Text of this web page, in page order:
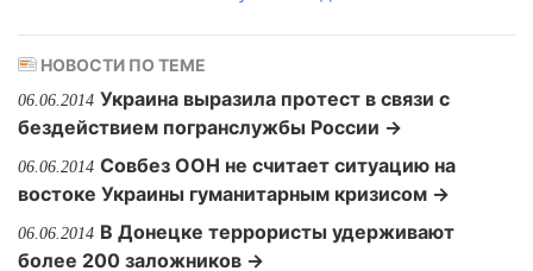
НОВОСТИ ПО ТЕМЕ
06.06.2014 Украина выразила протест в связи с
бездействием погранслужбы России →
06.06.2014 Совбез ООН не считает ситуацию на
востоке Украины гуманитарным кризисом →
06.06.2014 В Донецке террористы удерживают
более 200 заложников →